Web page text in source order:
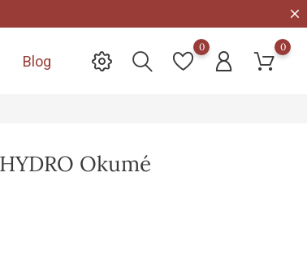
Blog
0 0
Okumé